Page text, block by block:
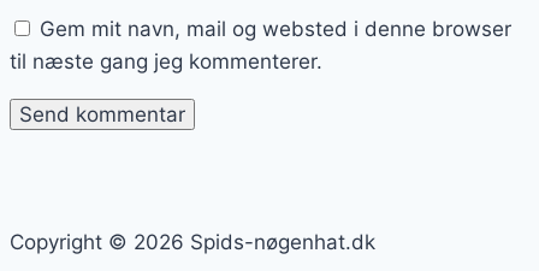
Gem mit navn, mail og websted i denne browser
til næste gang jeg kommenterer.
Copyright © 2026 Spids-nøgenhat.dk